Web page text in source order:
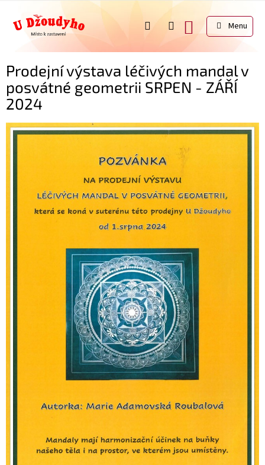
obsah
NÁKUPNÍ
KOŠÍK
Prodejní výstava léčivých mandal v
posvátné geometrii SRPEN - ZÁŘÍ
2024